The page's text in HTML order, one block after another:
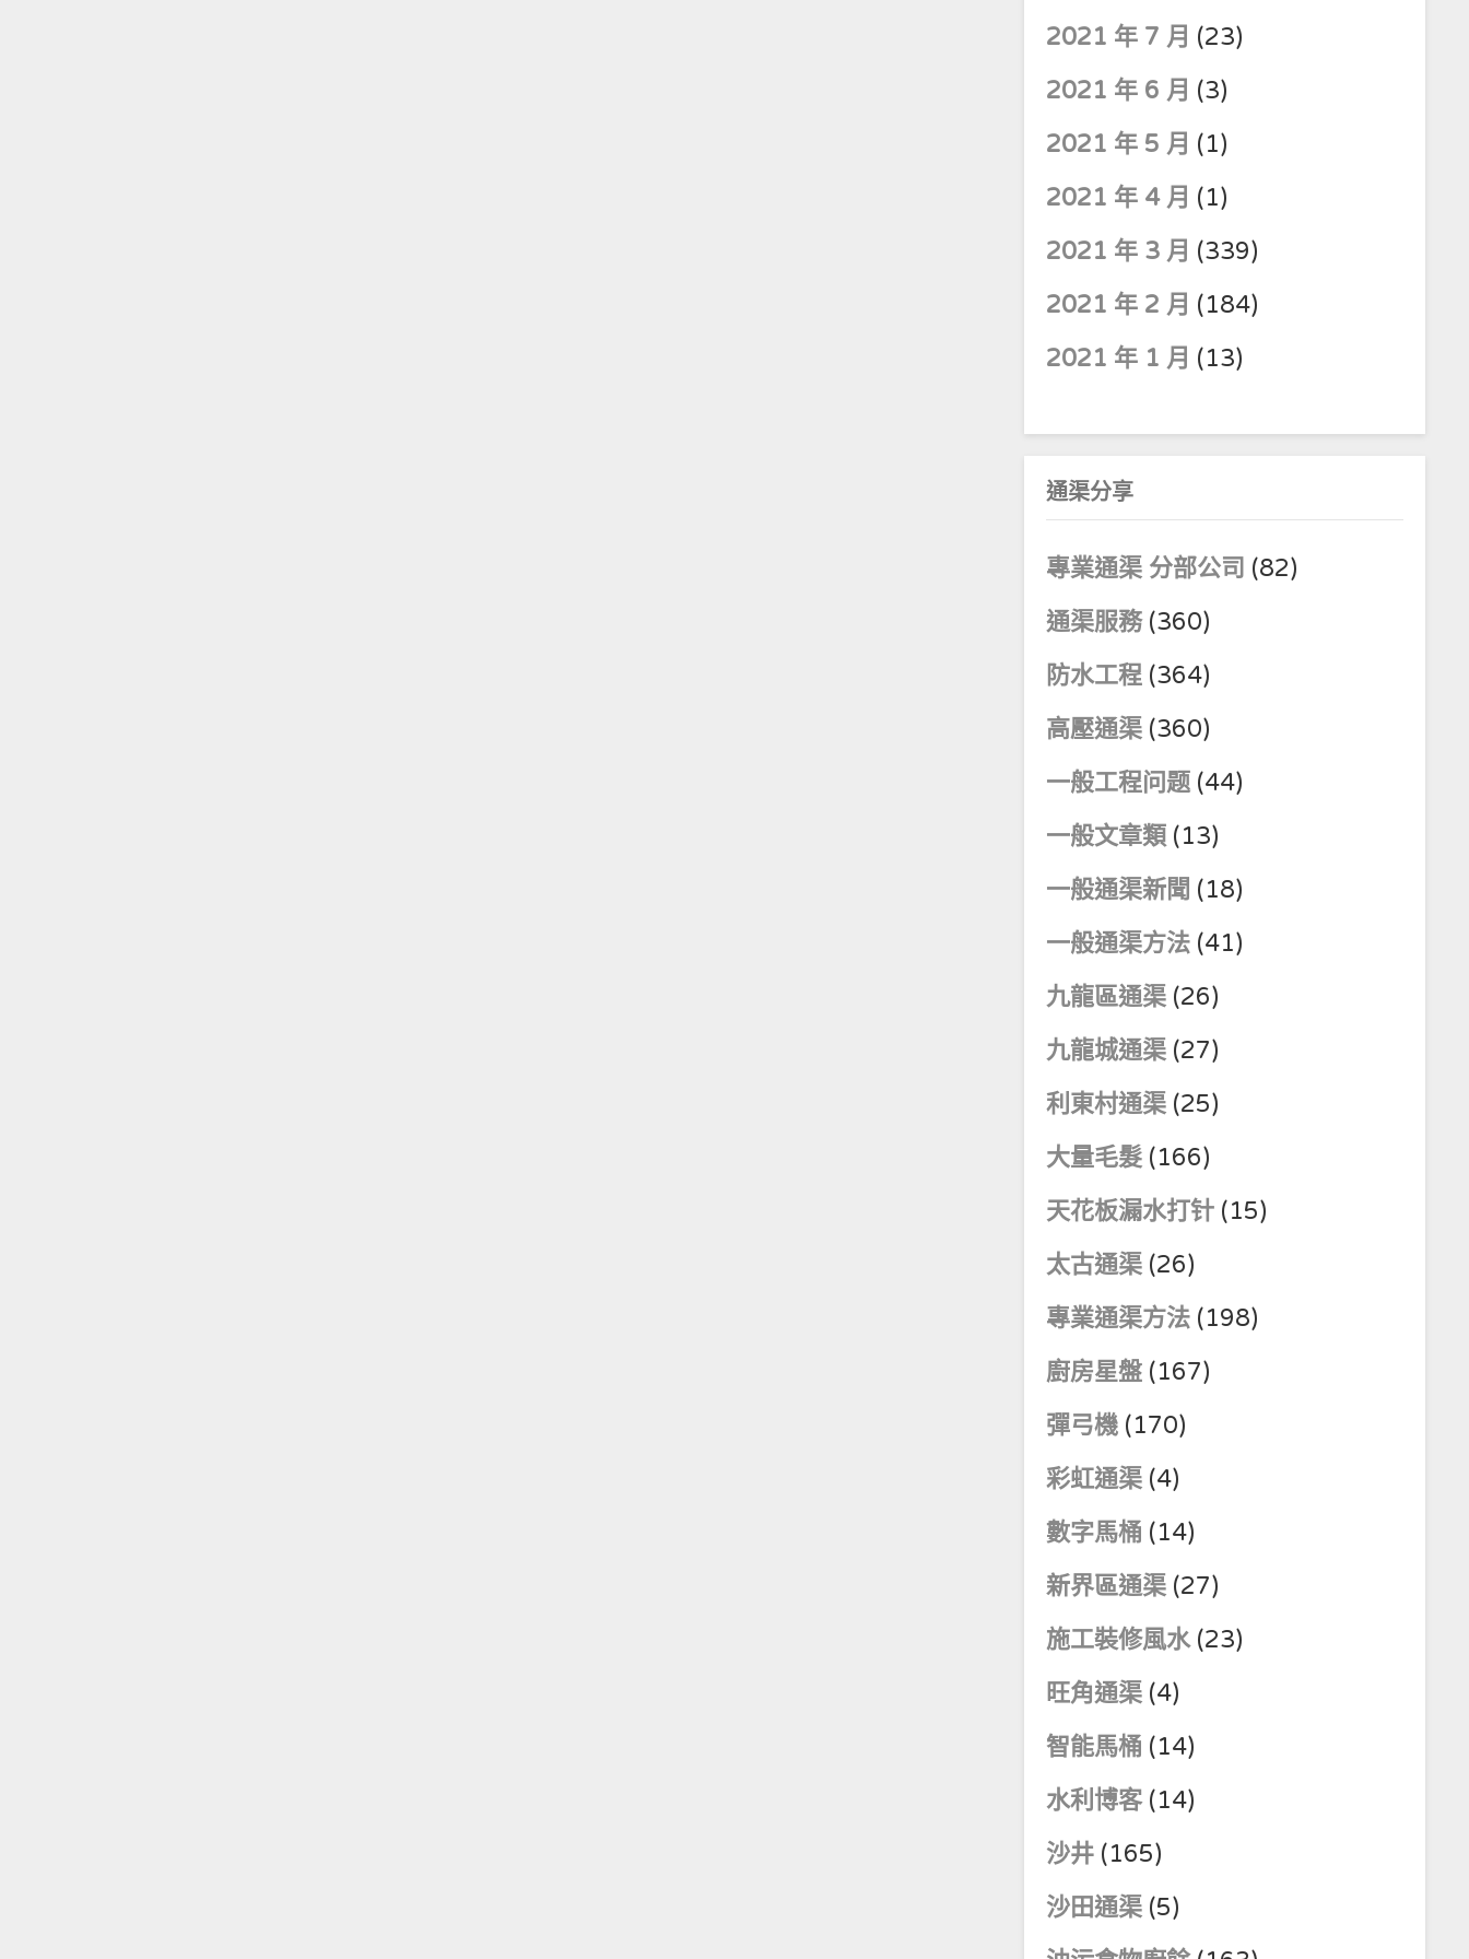
2021 年 7 月 (23)
2021 年 6 月 (3)
2021 年 5 月 (1)
2021 年 4 月 (1)
2021 年 3 月 (339)
2021 年 2 月 (184)
2021 年 1 月 (13)
通渠分享
專業通渠 分部公司 (82)
通渠服務 (360)
防水工程 (364)
高壓通渠 (360)
一般工程问题 (44)
一般文章類 (13)
一般通渠新聞 (18)
一般通渠方法 (41)
九龍區通渠 (26)
九龍城通渠 (27)
利東村通渠 (25)
大量毛髮 (166)
天花板漏水打针 (15)
太古通渠 (26)
專業通渠方法 (198)
廚房星盤 (167)
彈弓機 (170)
彩虹通渠 (4)
數字馬桶 (14)
新界區通渠 (27)
施工裝修風水(23)
旺角通渠 (4)
智能馬桶 (14)
水利博客(14)
沙井 (165)
沙田通渠 (5)